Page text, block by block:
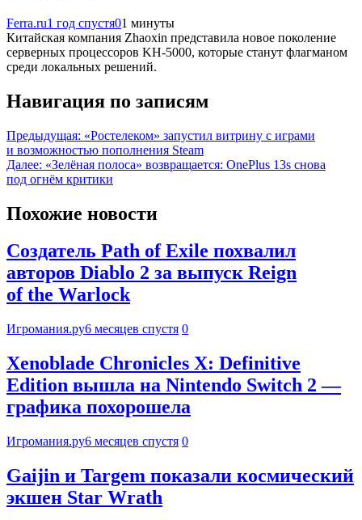
Ferra.ru1 год спустя01 минуты
Китайская компания Zhaoxin представила новое поколение
серверных процессоров KH-5000, которые станут флагманом
среди локальных решений.
Навигация по записям
Предыдущая: «Ростелеком» запустил витрину с играми
и возможностью пополнения Steam
Далее: «Зелёная полоса» возвращается: OnePlus 13s снова
под огнём критики
Похожие новости
Создатель Path of Exile похвалил
авторов Diablo 2 за выпуск Reign
of the Warlock
Игромания.ру6 месяцев спустя 0
Xenoblade Chronicles X: Definitive
Edition вышла на Nintendo Switch 2 —
графика похорошела
Игромания.ру6 месяцев спустя 0
Gaijin и Targem показали космический
экшен Star Wrath